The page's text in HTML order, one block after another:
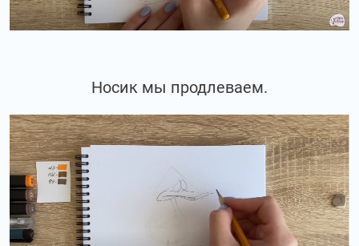
Носик мы продлеваем.